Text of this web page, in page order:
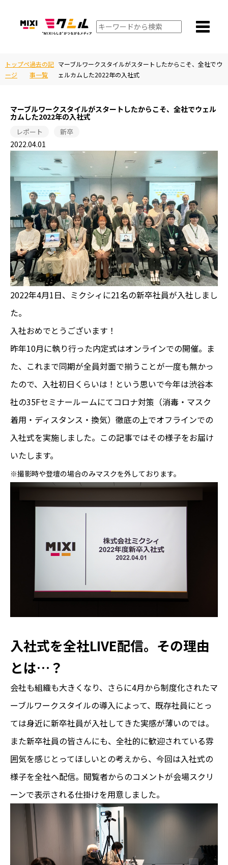
トップペ
ージ
過去の記
事一覧
マーブルワークスタイルがスタートしたからこそ、全社でウ
ェルカムした2022年の入社式
マーブルワークスタイルがスタートしたからこそ、全社でウェル
カムした2022年の入社式
レポート 新卒
2022.04.01
2022年4月1日、ミクシィに21名の新卒社員が入社しまし
た。
入社おめでとうございます！
昨年10月に執り行った内定式はオンラインでの開催。ま
た、これまで同期が全員対面で揃うことが一度も無かっ
たので、入社初日くらいは！という思いで今年は渋谷本
社の35Fセミナールームにてコロナ対策（消毒・マスク
着用・ディスタンス・換気）徹底の上でオフラインでの
入社式を実施しました。この記事ではその様子をお届け
いたします。
※撮影時や登壇の場合のみマスクを外しております。
入社式を全社LIVE配信。その理由
とは…？
会社も組織も大きくなり、さらに4月から制度化されたマ
ーブルワークスタイルの導入によって、既存社員にとっ
ては身近に新卒社員が入社してきた実感が薄いのでは。
また新卒社員の皆さんにも、全社的に歓迎されている雰
囲気を感じとってほしいとの考えから、今回は入社式の
様子を全社へ配信。閲覧者からのコメントが会場スクリ
ーンで表示される仕掛けを用意しました。